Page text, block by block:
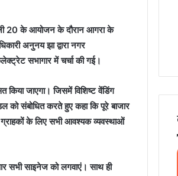
20 के आयोजन के दौरान आगरा के
अनुनय झा द्वारा नगर
सभागार में चर्चा की गई।
किया जाएगा। जिसमें विशिष्ट वेंडिंग
को संबोधित करते हुए कहा कि पूरे बाजार
ग्राहकों के लिए सभी आवश्यक व्यवस्थाओं
सभी साइनेज को लगवाएं। साथ ही